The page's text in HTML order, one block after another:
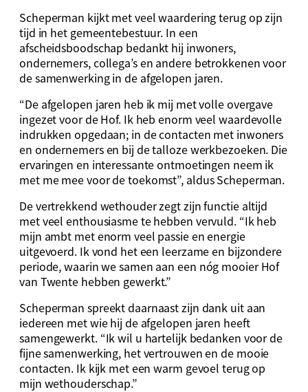
Scheperman kijkt met veel waardering terug op zijn
tijd in het gemeentebestuur. In een
afscheidsboodschap bedankt hij inwoners,
ondernemers, collega’s en andere betrokkenen voor
de samenwerking in de afgelopen jaren.
“De afgelopen jaren heb ik mij met volle overgave
ingezet voor de Hof. Ik heb enorm veel waardevolle
indrukken opgedaan; in de contacten met inwoners
en ondernemers en bij de talloze werkbezoeken. Die
ervaringen en interessante ontmoetingen neem ik
met me mee voor de toekomst”, aldus Scheperman.
De vertrekkend wethouder zegt zijn functie altijd
met veel enthousiasme te hebben vervuld. “Ik heb
mijn ambt met enorm veel passie en energie
uitgevoerd. Ik vond het een leerzame en bijzondere
periode, waarin we samen aan een nóg mooier Hof
van Twente hebben gewerkt.”
Scheperman spreekt daarnaast zijn dank uit aan
iedereen met wie hij de afgelopen jaren heeft
samengewerkt. “Ik wil u hartelijk bedanken voor de
fijne samenwerking, het vertrouwen en de mooie
contacten. Ik kijk met een warm gevoel terug op
mijn wethouderschap.”